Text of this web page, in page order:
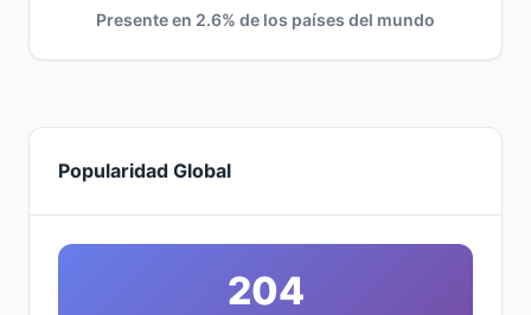
Presente en 2.6% de los países del mundo
Popularidad Global
204